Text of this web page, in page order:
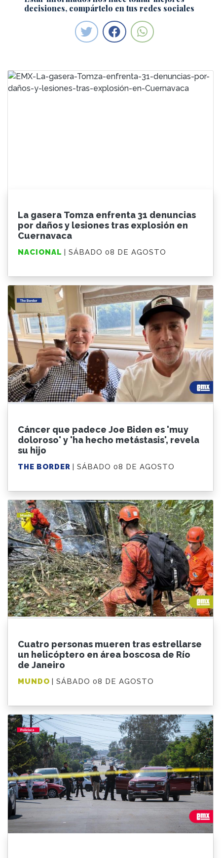
La gasera Tomza enfrenta 31 denuncias
por daños y lesiones tras explosión en
Cuernavaca
NACIONAL | SÁBADO 08 DE AGOSTO
Cáncer que padece Joe Biden es 'muy
doloroso' y 'ha hecho metástasis', revela
su hijo
THE BORDER | SÁBADO 08 DE AGOSTO
Cuatro personas mueren tras estrellarse
un helicóptero en área boscosa de Río
de Janeiro
MUNDO | SÁBADO 08 DE AGOSTO
decisiones, compártelo en tus redes sociales